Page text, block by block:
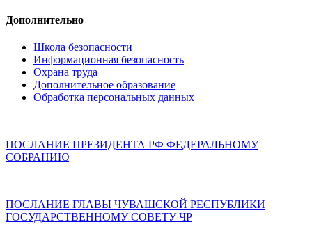
Дополнительно
Школа безопасности
Информационная безопасность
Охрана труда
Дополнительное образование
Обработка персональных данных
ПОСЛАНИЕ ПРЕЗИДЕНТА РФ ФЕДЕРАЛЬНОМУ
СОБРАНИЮ
ПОСЛАНИЕ ГЛАВЫ ЧУВАШСКОЙ РЕСПУБЛИКИ
ГОСУДАРСТВЕННОМУ СОВЕТУ ЧР